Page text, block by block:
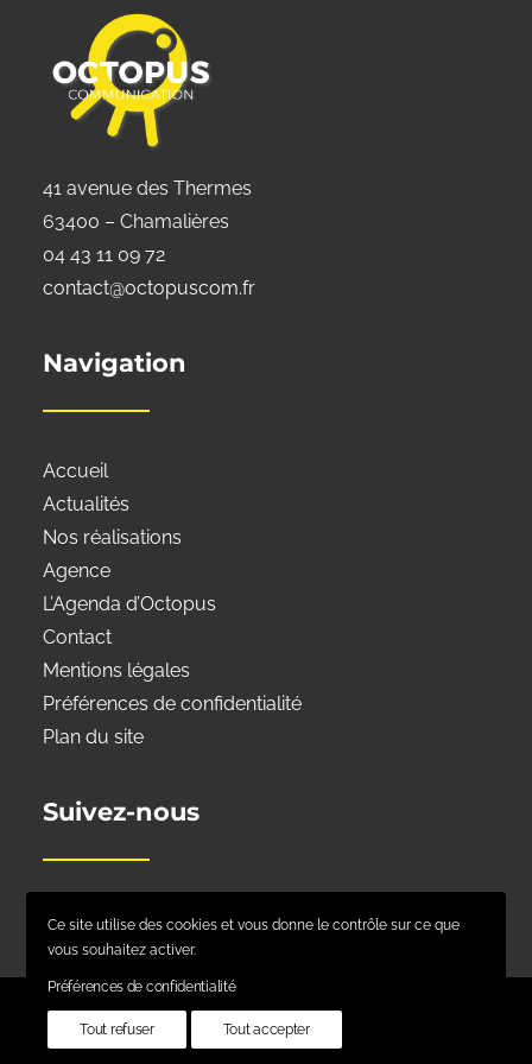
41 avenue des Thermes
63400 – Chamalières
04 43 11 09 72
contact@octopuscom.fr
Navigation
Accueil
Actualités
Nos réalisations
Agence
L’Agenda d’Octopus
Contact
Mentions légales
Préférences de confidentialité
Plan du site
Suivez-nous
© 2026 Octopus Communication.| Tous droits réservés.
Ce site utilise des cookies et vous donne le contrôle sur ce que
vous souhaitez activer.
Préférences de confidentialité
Tout refuser Tout accepter